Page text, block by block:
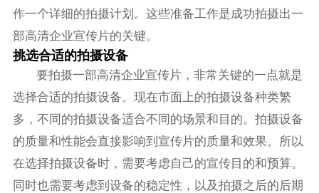
作一个详细的拍摄计划。这些准备工作是成功拍摄出一
部高清企业宣传片的关键。
挑选合适的拍摄设备
要拍摄一部高清企业宣传片，非常关键的一点就是
选择合适的拍摄设备。现在市面上的拍摄设备种类繁
多，不同的拍摄设备适合不同的场景和目的。拍摄设备
的质量和性能会直接影响到宣传片的质量和效果。所以
在选择拍摄设备时，需要考虑自己的宣传目的和预算。
同时也需要考虑到设备的稳定性，以及拍摄之后的后期